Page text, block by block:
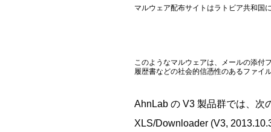
マルウェア配布サイトはラトビア共和国
このようなマルウェアは、メールの添付
履歴書などの社会的信憑性のあるファイ
AhnLab の V3 製品群では、次
XLS/Downloader (V3,